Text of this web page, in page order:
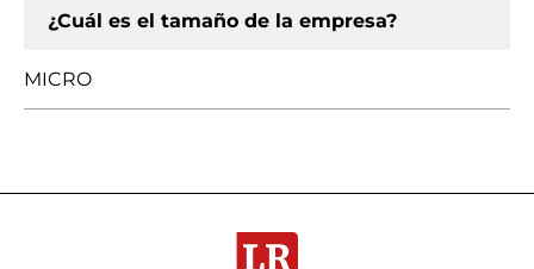
¿Cuál es el tamaño de la empresa?
MICRO